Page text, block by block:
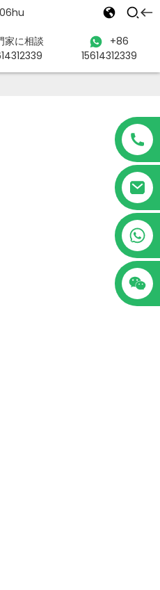
家に相談
+86
15614312339
サーボモーター三相電圧レギ